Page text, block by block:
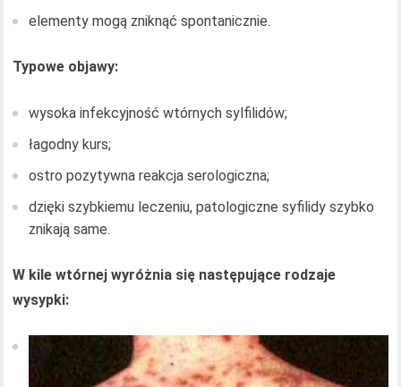
elementy mogą zniknąć spontanicznie.
Typowe objawy:
wysoka infekcyjność wtórnych sylfilidów;
łagodny kurs;
ostro pozytywna reakcja serologiczna;
dzięki szybkiemu leczeniu, patologiczne syfilidy szybko
znikają same.
W kile wtórnej wyróżnia się następujące rodzaje
wysypki: